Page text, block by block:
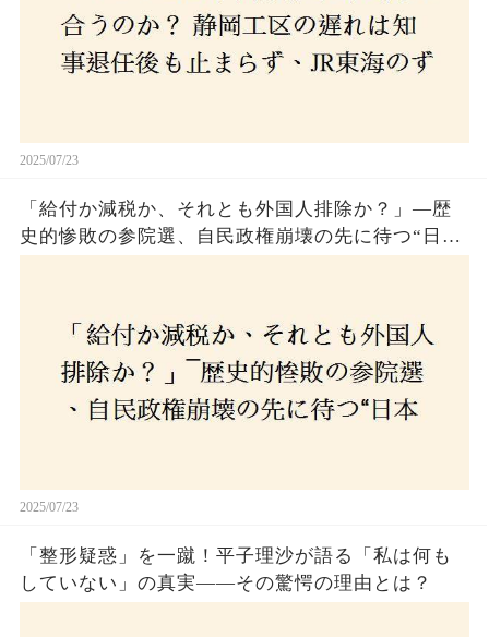
2025/07/23
「給付か減税か、それとも外国人排除か？」―歴
史的惨敗の参院選、自民政権崩壊の先に待つ“日本
2025/07/23
「整形疑惑」を一蹴！平子理沙が語る「私は何も
していない」の真実——その驚愕の理由とは？